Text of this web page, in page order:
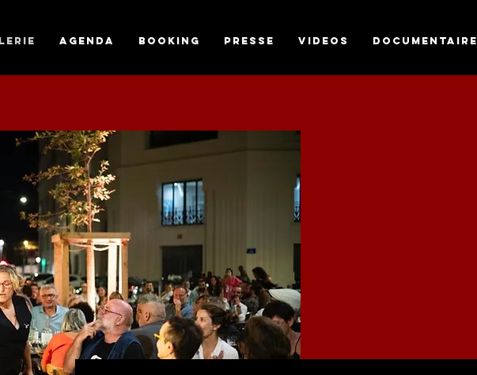
AGENDA Booking PRESSE VIDEOS DOCUMENTAIRE